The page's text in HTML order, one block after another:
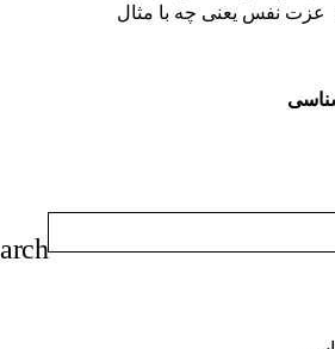
نفس یعنی چه با مثال